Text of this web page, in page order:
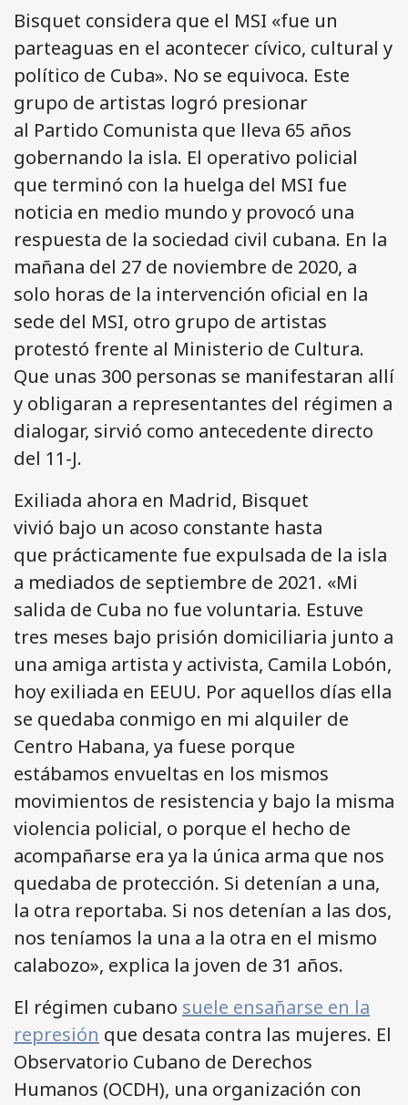
Bisquet considera que el MSI «fue un
parteaguas en el acontecer cívico, cultural y
político de Cuba». No se equivoca. Este
grupo de artistas logró presionar
al Partido Comunista que lleva 65 años
gobernando la isla. El operativo policial
que terminó con la huelga del MSI fue
noticia en medio mundo y provocó una
respuesta de la sociedad civil cubana. En la
mañana del 27 de noviembre de 2020, a
solo horas de la intervención oficial en la
sede del MSI, otro grupo de artistas
protestó frente al Ministerio de Cultura.
Que unas 300 personas se manifestaran allí
y obligaran a representantes del régimen a
dialogar, sirvió como antecedente directo
del 11-J.
Exiliada ahora en Madrid, Bisquet
vivió bajo un acoso constante hasta
que prácticamente fue expulsada de la isla
a mediados de septiembre de 2021. «Mi
salida de Cuba no fue voluntaria. Estuve
tres meses bajo prisión domiciliaria junto a
una amiga artista y activista, Camila Lobón,
hoy exiliada en EEUU. Por aquellos días ella
se quedaba conmigo en mi alquiler de
Centro Habana, ya fuese porque
estábamos envueltas en los mismos
movimientos de resistencia y bajo la misma
violencia policial, o porque el hecho de
acompañarse era ya la única arma que nos
quedaba de protección. Si detenían a una,
la otra reportaba. Si nos detenían a las dos,
nos teníamos la una a la otra en el mismo
calabozo», explica la joven de 31 años.
El régimen cubano suele ensañarse en la
represión que desata contra las mujeres. El
Observatorio Cubano de Derechos
Humanos (OCDH), una organización con